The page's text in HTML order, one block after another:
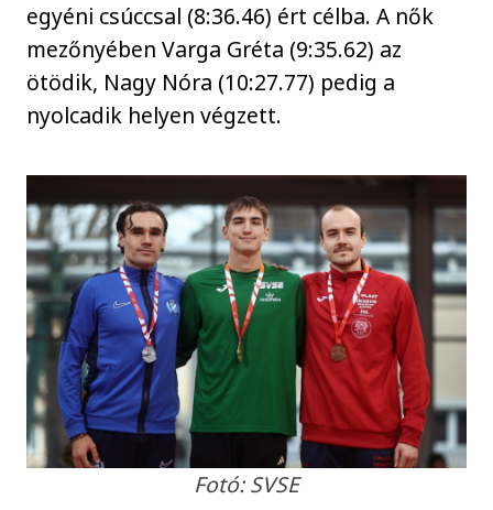
egyéni csúccsal (8:36.46) ért célba. A nők
mezőnyében Varga Gréta (9:35.62) az
ötödik, Nagy Nóra (10:27.77) pedig a
nyolcadik helyen végzett.
Fotó: SVSE